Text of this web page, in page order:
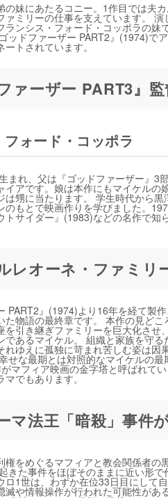
の妹にあたるコニー。1作目では夫
ァミリーの仕事を支えています。
ランシス・フォード・コッポラの
ッドファーザー PART2』(1974)で
トされています。
ァーザー PART3』
ォード・コッポラ
まれ、父は『ゴッドファーザー』3
イアです。娘は本作にもマイケル
は甥に当たります。 学生時代から
のもとで映画作りを学びました。
トサイダー』(1983)などの名作で知
レオーネ・ファミリ
PART2』(1974)より16年を経て製
た物語の最終章です。 本作の見ど
を引き継ぎファミリーを巨大化さ
であるマイケル。 組織と家族を守
れゆえに孤独に苛まれ苦しむ姿は
せな最期とは対照的なマイケルの
マフィア映画の金字塔と呼ばれて
でもあります。
マ法王「暗殺」事件
権をめぐるマフィアと教会関係者
きた事件をほぼそのままに近い形
ロ1世は、わずか在位33日目にして
滅や情報操作が行われた可能性が